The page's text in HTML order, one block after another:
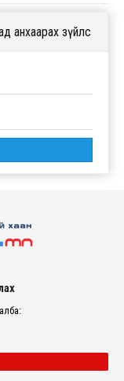
анхаарах зүйлс